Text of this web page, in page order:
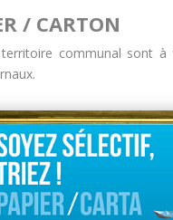
/ CARTON
communal sont